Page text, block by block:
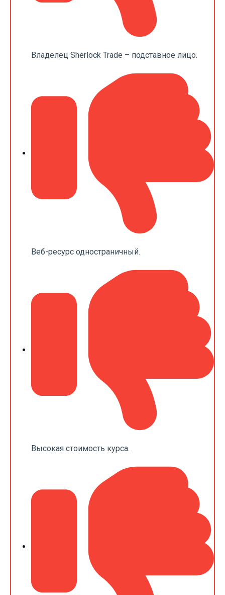
Владелец Sherlock Trade – подставное лицо.
Веб-ресурс одностраничный.
Высокая стоимость курса.